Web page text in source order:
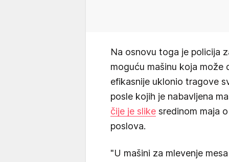
Na osnovu toga je policija
moguću mašinu koja
efikasnije uklonio tragove
posle kojih je nabavljena
čije je slike sredinom maja
poslova.
"U mašini za mlevenje